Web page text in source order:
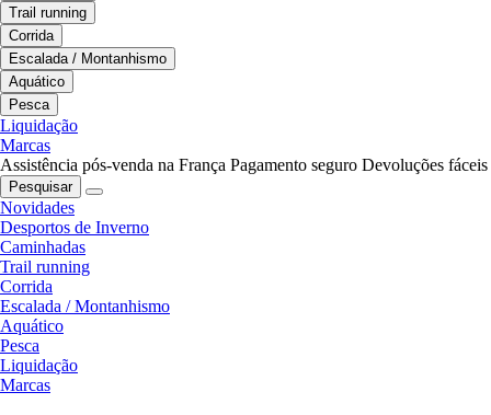
Trail running
Corrida
Escalada / Montanhismo
Aquático
Pesca
Liquidação
Marcas
Assistência pós-venda na França Pagamento seguro Devoluções fáceis
Pesquisar
Novidades
Desportos de Inverno
Caminhadas
Trail running
Corrida
Escalada / Montanhismo
Aquático
Pesca
Liquidação
Marcas